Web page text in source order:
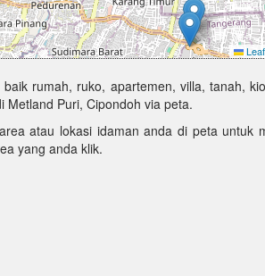
rumah, ruko, apartemen, villa, tanah,
Metland Puri, Cipondoh via peta.
atau lokasi idaman anda di peta untuk
yang anda klik.